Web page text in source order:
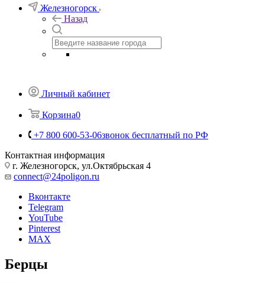
Железногорск
Назад
Личный кабинет
Корзина0
+7 800 600-53-06звонок бесплатный по РФ
Контактная информация
г. Железногорск, ул.Октябрьская 4
connect@24poligon.ru
Вконтакте
Telegram
YouTube
Pinterest
MAX
Берцы